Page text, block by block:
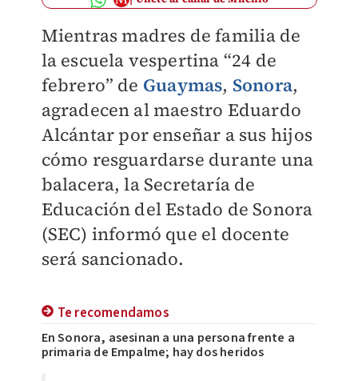
Mientras madres de familia de
la escuela vespertina “24 de
febrero” de Guaymas, Sonora,
agradecen al maestro Eduardo
Alcántar por enseñar a sus hijos
cómo resguardarse durante una
balacera, la Secretaría de
Educación del Estado de Sonora
(SEC) informó que el docente
será sancionado.
Te recomendamos
En Sonora, asesinan a una persona frente a
primaria de Empalme; hay dos heridos